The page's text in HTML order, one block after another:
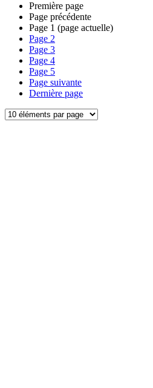
Première page
Page précédente
Page 1 (page actuelle)
Page 2
Page 3
Page 4
Page 5
Page suivante
Dernière page